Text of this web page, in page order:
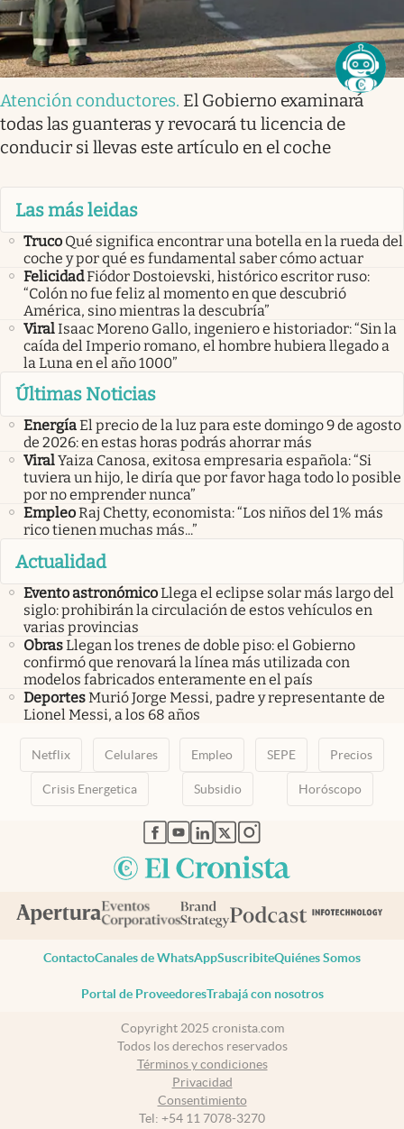
Atención conductores. El Gobierno examinará
todas las guanteras y revocará tu licencia de
conducir si llevas este artículo en el coche
Las más leidas
Truco Qué significa encontrar una botella en la rueda del
coche y por qué es fundamental saber cómo actuar
FelicidadFiódor Dostoievski, histórico escritor ruso:
“Colón no fue feliz al momento en que descubrió
América, sino mientras la descubría”
ViralIsaac Moreno Gallo, ingeniero e historiador: “Sin la
caída del Imperio romano, el hombre hubiera llegado a
la Luna en el año 1000”
Últimas Noticias
EnergíaEl precio de la luz para este domingo 9 de agosto
de 2026: en estas horas podrás ahorrar más
ViralYaiza Canosa, exitosa empresaria española: “Si
tuviera un hijo, le diría que por favor haga todo lo posible
por no emprender nunca”
EmpleoRaj Chetty, economista: “Los niños del 1% más
rico tienen muchas más...”
Actualidad
Evento astronómicoLlega el eclipse solar más largo del
siglo: prohibirán la circulación de estos vehículos en
varias provincias
ObrasLlegan los trenes de doble piso: el Gobierno
confirmó que renovará la línea más utilizada con
modelos fabricados enteramente en el país
DeportesMurió Jorge Messi, padre y representante de
Lionel Messi, a los 68 años
Netflix Celulares Empleo SEPE Precios
Crisis Energetica Subsidio Horóscopo
abre en nueva pestaña
abre en nueva pestaña
abre en nueva pestaña
abre en nueva pestaña
abre en nueva pestaña
ContactoCanales de WhatsAppSuscribiteQuiénes Somos
Portal de ProveedoresTrabajá con nosotros
Copyright 2025 cronista.com
Todos los derechos reservados
Términos y condiciones
Privacidad
Consentimiento
Tel: +54 11 7078-3270